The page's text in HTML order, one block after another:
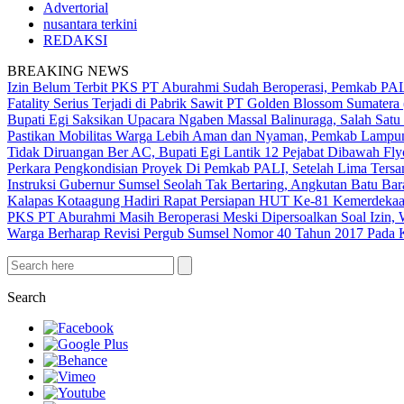
Advertorial
nusantara terkini
REDAKSI
BREAKING NEWS
Izin Belum Terbit PKS PT Aburahmi Sudah Beroperasi, Pemkab
Fatality Serius Terjadi di Pabrik Sawit PT Golden Blossom
Bupati Egi Saksikan Upacara Ngaben Massal Balinuraga, Salah
Pastikan Mobilitas Warga Lebih Aman dan Nyaman, Pemkab
Tidak Diruangan Ber AC, Bupati Egi Lantik 12 Pejabat Dibawah
Perkara Pengkondisian Proyek Di Pemkab PALI, Setelah Lima
Instruksi Gubernur Sumsel Seolah Tak Bertaring, Angkutan Batu
Kalapas Kotaagung Hadiri Rapat Persiapan HUT Ke-81
PKS PT Aburahmi Masih Beroperasi Meski Dipersoalkan Soal
Warga Berharap Revisi Pergub Sumsel Nomor 40 Tahun 2017
Search